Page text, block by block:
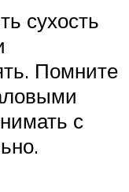
сухость
Помните
с